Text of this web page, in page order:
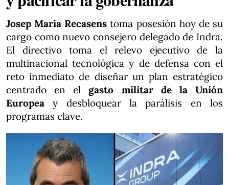
Josep Maria Recasenstoma posesión hoy de su
cargo como nuevo consejero delegado de Indra.
El directivo toma el relevo ejecutivo de la
multinacional tecnológica y de defensa con el
reto inmediato de diseñar un plan estratégico
centrado en el gasto militar de la Unión
Europea y desbloquear la parálisis en los
programas clave.